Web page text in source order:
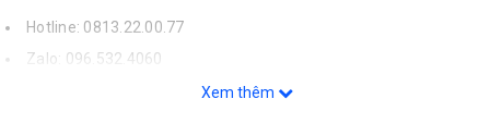
Hotline: 0813.22.00.77
Zalo: 096.532.4060
donghecuacha@gmail.com.
Xem thêm